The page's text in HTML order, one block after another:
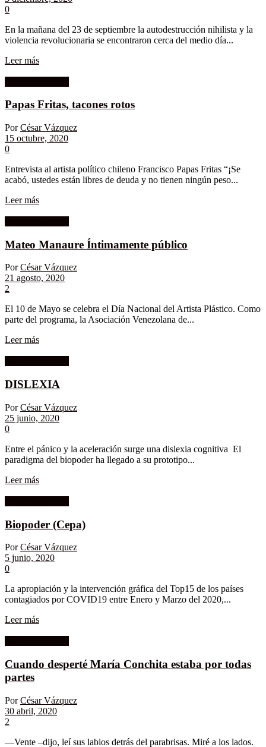
0
En la mañana del 23 de septiembre la autodestrucción nihilista y la
violencia revolucionaria se encontraron cerca del medio día...
Leer más
Papas Fritas, tacones rotos
Por César Vázquez
15 octubre, 2020
0
Entrevista al artista político chileno Francisco Papas Fritas “¡Se
acabó, ustedes están libres de deuda y no tienen ningún peso...
Leer más
Mateo Manaure Íntimamente público
Por César Vázquez
21 agosto, 2020
2
El 10 de Mayo se celebra el Día Nacional del Artista Plástico. Como
parte del programa, la Asociación Venezolana de...
Leer más
DISLEXIA
Por César Vázquez
25 junio, 2020
0
Entre el pánico y la aceleración surge una dislexia cognitiva ⁣⁣ El
paradigma del biopoder ha llegado a su prototipo...
Leer más
Biopoder (Cepa)
Por César Vázquez
5 junio, 2020
0
La apropiación y la intervención gráfica del Top15 de los países
contagiados por COVID19 entre Enero y Marzo del 2020,...
Leer más
Cuando desperté María Conchita estaba por todas
partes
Por César Vázquez
30 abril, 2020
2
—Vente –dijo, leí sus labios detrás del parabrisas. Miré a los lados.